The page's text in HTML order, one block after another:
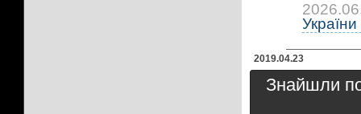
України
2019.04.23
Знайшли